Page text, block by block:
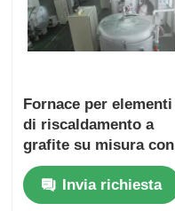
Fornace per elementi
di riscaldamento a
grafite su misura con
mattoni di alluminio a
doppio strato
Invia richiesta